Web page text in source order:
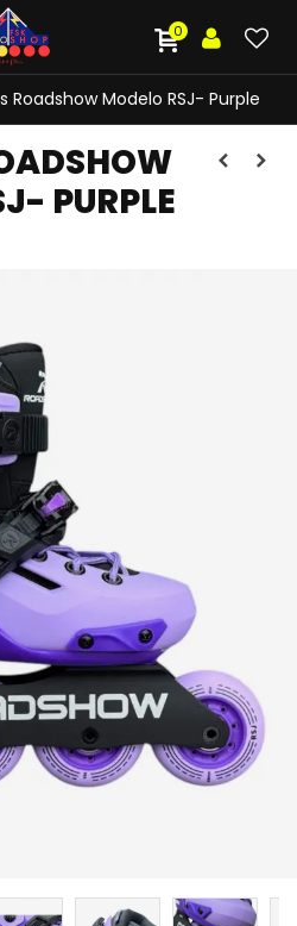
0
Roadshow Modelo RSJ- Purple
PURPLE